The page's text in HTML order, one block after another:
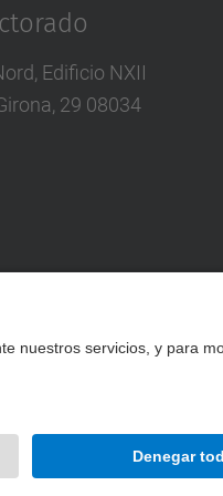
Edificio NXII
29 08034